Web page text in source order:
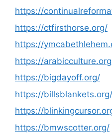
https://
https://ctfirsthorse.org/
https://
https://
https://bigdayoff.org/
https://billsblankets.org/
https://
https://bmwscotter.org/